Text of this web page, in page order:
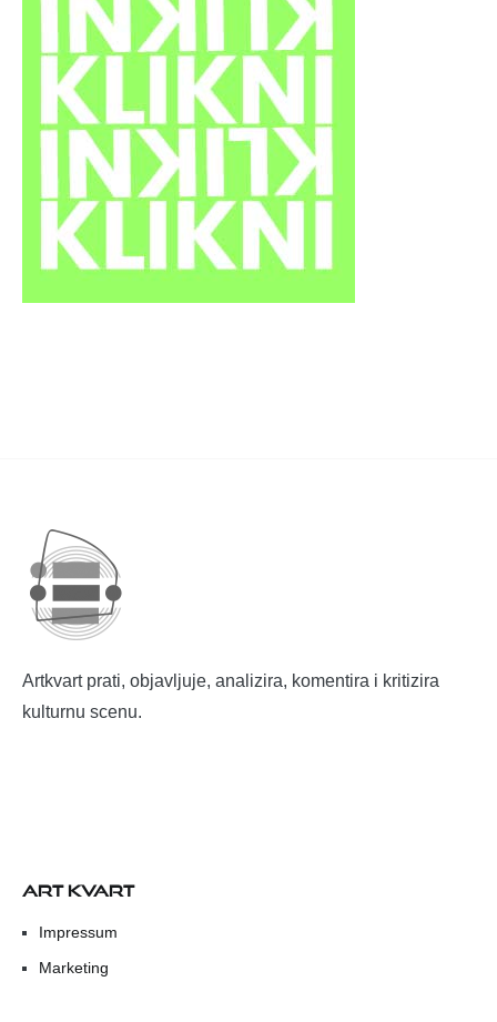
Artkvart prati, objavljuje, analizira, komentira i kritizira
kulturnu scenu.
ART KVART
Impressum
Marketing